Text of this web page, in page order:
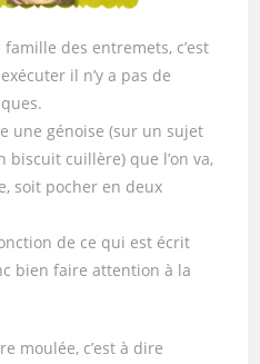
des entremets, c’est
il n’y a pas de
une génoise (sur un sujet
biscuit cuillère) que l’on va,
soit pocher en deux
de ce qui est écrit
bien faire attention à la
moulée, c’est à dire